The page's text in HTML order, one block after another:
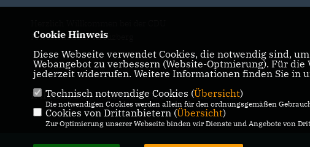
Friedrichshain-Kreuzberg
IMPRESSUM DATENSCHUTZ KONTAKT
Cookie Hinweis
Diese Webseite verwendet Cookies, die notwendig sind,
Webangebot zu verbessern (Website-Optmierung). Für
jederzeit widerrufen. Weitere Informationen finden Sie in
Technisch notwendige Cookies (Übersicht)
Die notwendigen Cookies werden allein für den ordnungsgemäßen
Cookies von Drittanbietern (Übersicht)
Zur Optimierung unserer Webseite binden wir Dienste und Angebote von